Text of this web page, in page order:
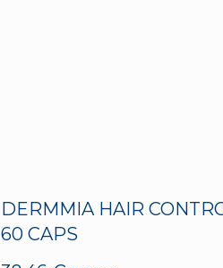
DERMMIA HAIR
60 CAPS